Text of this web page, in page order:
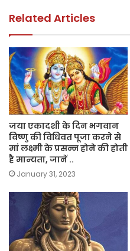
k
Related Articles
जया एकादशी के दिन भगवान
विष्णु की विधिवत पूजा करने से
मां लक्ष्मी के प्रसन्न होने की होती
है मान्यता, जानें ..
January 31, 2023